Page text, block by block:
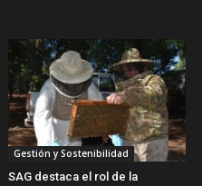
Gestión y Sostenibilidad
SAG destaca el rol de la